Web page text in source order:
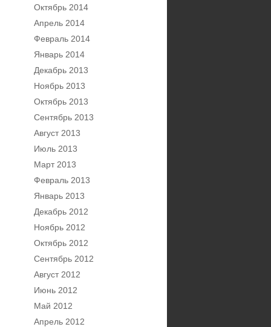
Октябрь 2014
Апрель 2014
Февраль 2014
Январь 2014
Декабрь 2013
Ноябрь 2013
Октябрь 2013
Сентябрь 2013
Август 2013
Июль 2013
Март 2013
Февраль 2013
Январь 2013
Декабрь 2012
Ноябрь 2012
Октябрь 2012
Сентябрь 2012
Август 2012
Июнь 2012
Май 2012
Апрель 2012